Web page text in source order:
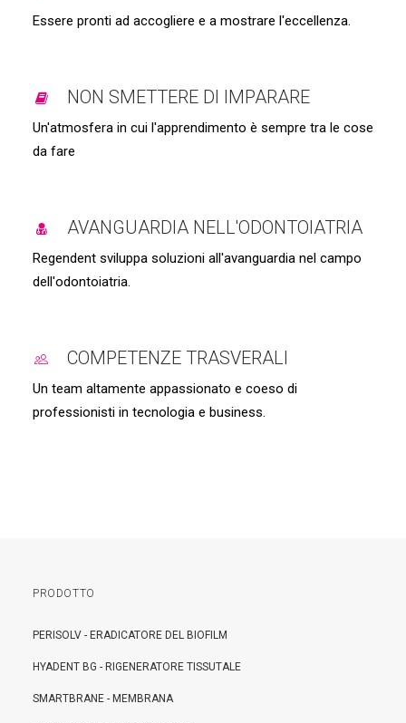
Essere pronti ad accogliere e a mostrare l'eccellenza.
NON SMETTERE DI IMPARARE
Un'atmosfera in cui l'apprendimento è sempre tra le cose
da fare
AVANGUARDIA NELL'ODONTOIATRIA
Regendent sviluppa soluzioni all'avanguardia nel campo
dell'odontoiatria.
COMPETENZE TRASVERALI
Un team altamente appassionato e coeso di
professionisti in tecnologia e business.
PRODOTTO
PERISOLV - ERADICATORE DEL BIOFILM
HYADENT BG - RIGENERATORE TISSUTALE
SMARTBRANE - MEMBRANA